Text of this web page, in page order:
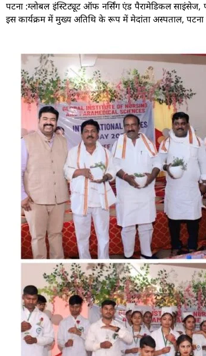
पटना :ग्लोबल इंस्टिट्यूट ऑफ नर्सिंग एंड पैरामेडिकल साइंसेज,
इस कार्यक्रम में मुख्य अतिथि के रूप में मेदांता अस्पताल,